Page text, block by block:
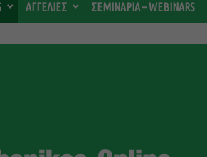
ΑΓΓΕΛΙΕΣ ΣΕΜΙΝΑΡΙΑ – WEBINARS